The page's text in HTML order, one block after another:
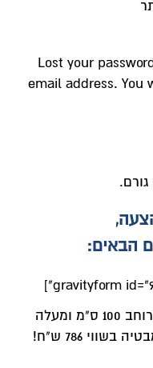
Lost your
email address. You
הבאים:
מזמינים 2 ארונות אמבטיה אפוקסי רוחב 100 ס"מ ומעלה